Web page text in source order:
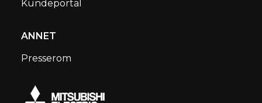
Kundeportal
ANNET
Presserom